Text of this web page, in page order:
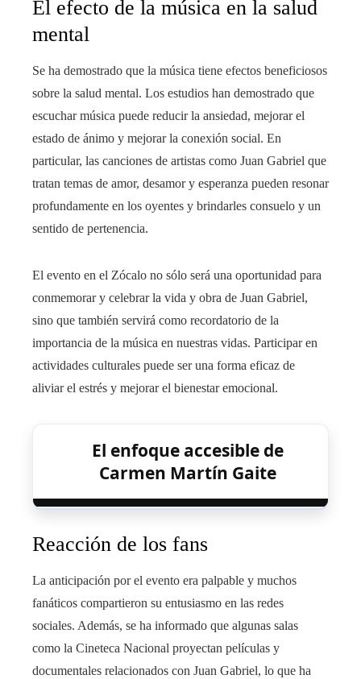
El efecto de la música en la salud
mental
Se ha demostrado que la música tiene efectos beneficiosos
sobre la salud mental. Los estudios han demostrado que
escuchar música puede reducir la ansiedad, mejorar el
estado de ánimo y mejorar la conexión social. En
particular, las canciones de artistas como Juan Gabriel que
tratan temas de amor, desamor y esperanza pueden resonar
profundamente en los oyentes y brindarles consuelo y un
sentido de pertenencia.
El evento en el Zócalo no sólo será una oportunidad para
conmemorar y celebrar la vida y obra de Juan Gabriel,
sino que también servirá como recordatorio de la
importancia de la música en nuestras vidas. Participar en
actividades culturales puede ser una forma eficaz de
aliviar el estrés y mejorar el bienestar emocional.
El enfoque accesible de
Carmen Martín Gaite
Reacción de los fans
La anticipación por el evento era palpable y muchos
fanáticos compartieron su entusiasmo en las redes
sociales. Además, se ha informado que algunas salas
como la Cineteca Nacional proyectan películas y
documentales relacionados con Juan Gabriel, lo que ha